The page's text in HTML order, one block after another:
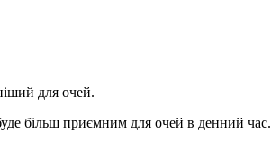
для очей.
більш приємним для очей в денний час.